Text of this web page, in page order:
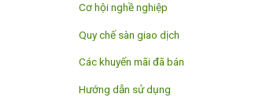
Cơ hội nghề nghiệp
Quy chế sàn giao dịch
Các khuyến mãi đã bán
Hướng dẫn sử dụng